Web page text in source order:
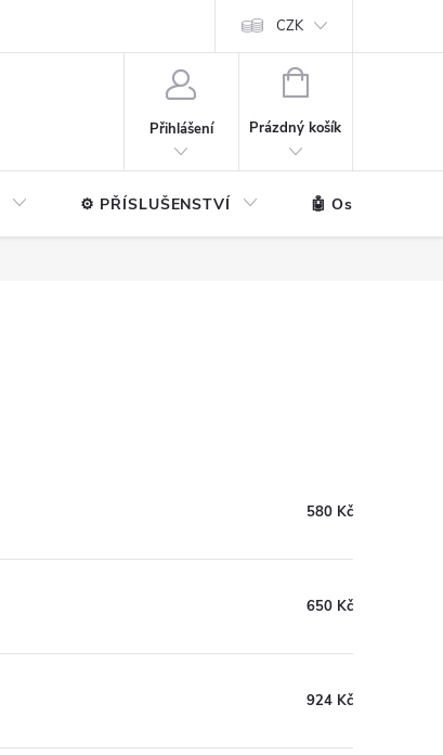
CZK
Přihlášení
NÁKUPNÍ
Prázdný košík
⚙️ PŘÍSLUŠENSTVÍ 🤖 Ostatní
580 Kč
650 Kč
924 Kč